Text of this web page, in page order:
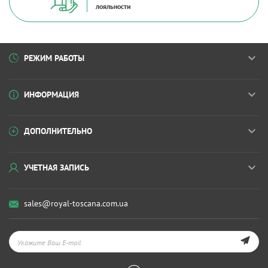
лояльности
РЕЖИМ РАБОТЫ
ИНФОРМАЦИЯ
ДОПОЛНИТЕЛЬНО
УЧЕТНАЯ ЗАПИСЬ
sales@royal-toscana.com.ua